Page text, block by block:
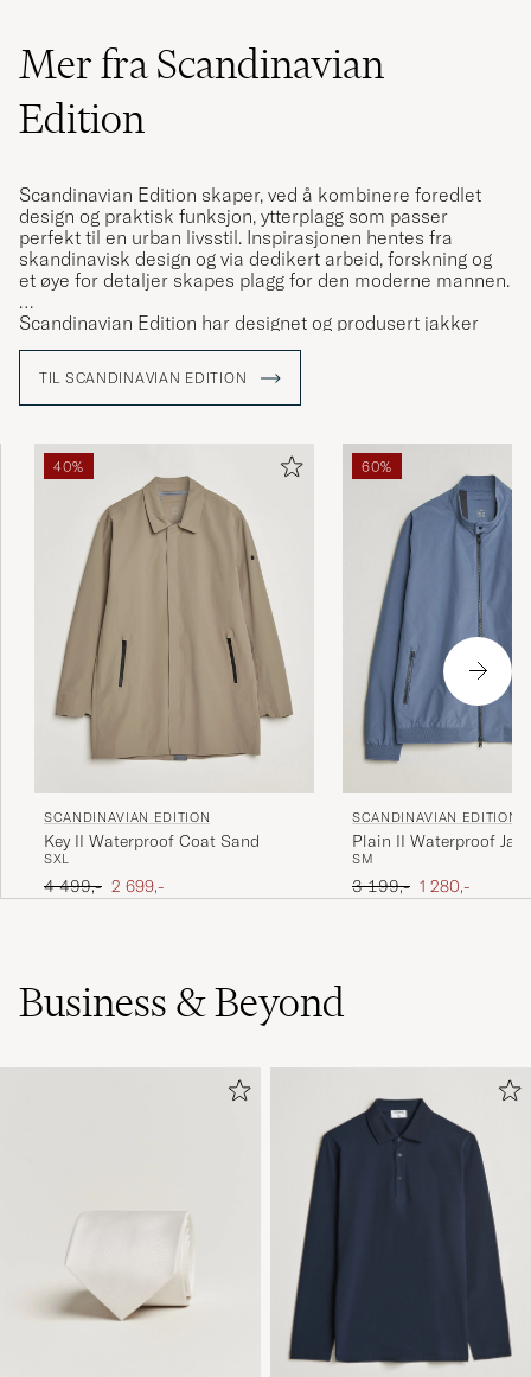
Mer fra Scandinavian
Edition
Scandinavian Edition skaper, ved å kombinere foredlet
design og praktisk funksjon, ytterplagg som passer
perfekt til en urban livsstil. Inspirasjonen hentes fra
skandinavisk design og via dedikert arbeid, forskning og
et øye for detaljer skapes plagg for den moderne mannen.
Scandinavian Edition har designet og produsert jakker
siden 2010. Inspirasjonen er hentet fra Skandinavia og
og vanntetthet er blant de egenskaper man ofte finner i
deres plagg.
TIL SCANDINAVIAN EDITION
40%
SCANDINAVIAN EDITION
Key II Waterproof Coat Sand
SXL
Ordinær pris
4 499,- Nedsatt pris
2 699,-
60%
SCANDINAVIAN EDITION
Plain II Waterproof
SM
Ordinær pris
3 199,- Nedsatt pris
1 280,-
Business & Beyond